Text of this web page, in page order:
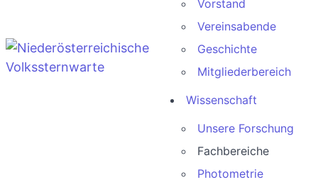
Vorstand
Vereinsabende
Geschichte
Mitgliederbereich
Wissenschaft
Unsere Forschung
Fachbereiche
Photometrie